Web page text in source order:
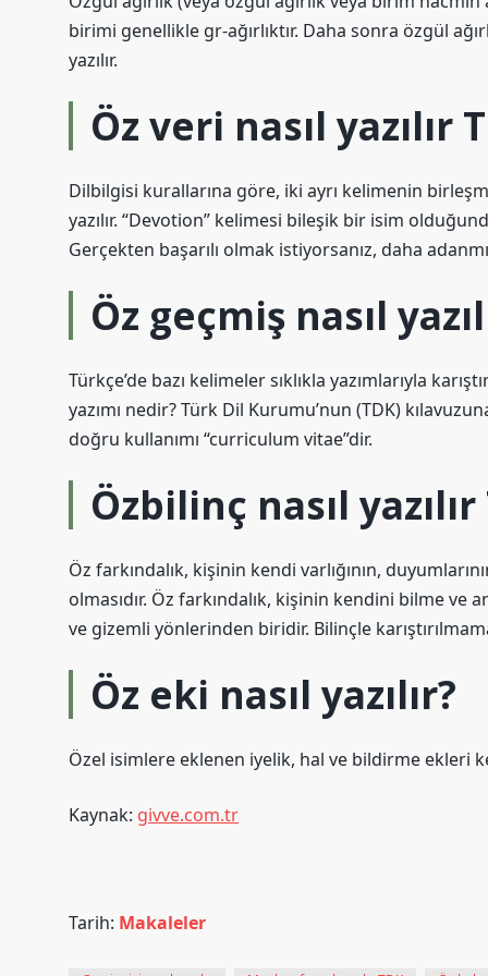
birimi genellikle gr-ağırlıktır. Daha sonra özgül
yazılır.
Öz veri nasıl yazılır
Dilbilgisi kurallarına göre, iki ayrı kelimenin
yazılır. “Devotion” kelimesi bileşik bir isim
Gerçekten başarılı olmak istiyorsanız, daha
Öz geçmiş nasıl
Türkçe’de bazı kelimeler sıklıkla yazımlarıyla
yazımı nedir? Türk Dil Kurumu’nun (TDK)
doğru kullanımı “curriculum vitae”dir.
Özbilinç nasıl yazılır
Öz farkındalık, kişinin kendi varlığının,
olmasıdır. Öz farkındalık, kişinin kendini bilme ve
ve gizemli yönlerinden biridir. Bilinçle
Öz eki nasıl yazılır?
Özel isimlere eklenen iyelik, hal ve bildirme ekleri
Kaynak: givve.com.tr
Tarih: Makaleler